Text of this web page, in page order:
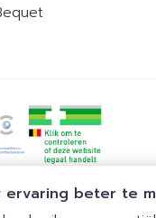
ervaring beter te